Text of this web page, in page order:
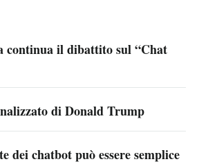
continua il dibattito sul “Chat
di Donald Trump
dei chatbot può essere semplice